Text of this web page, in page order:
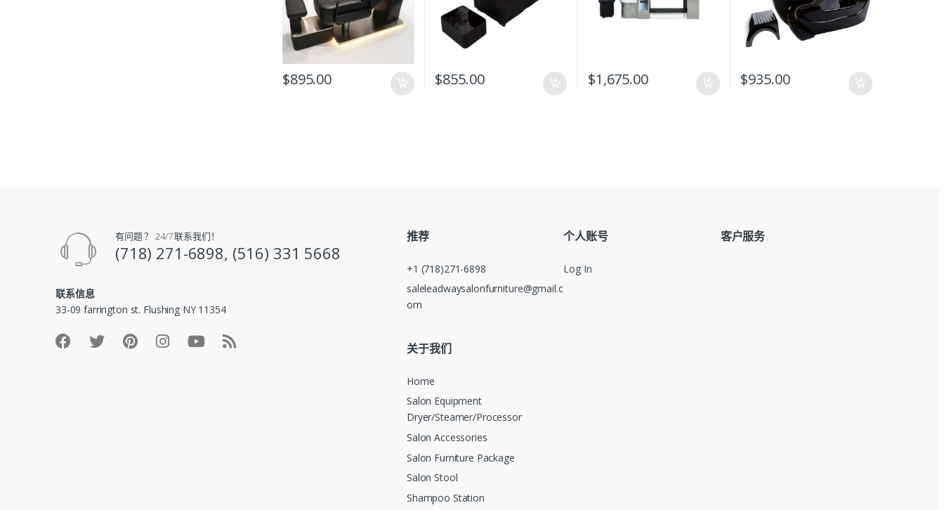
$895.00 $855.00 $1,675.00 $935.00
有问题 ？ 24/7 联系我们！
(718) 271-6898, (516) 331 5668
联系信息
33-09 farrington st. Flushing NY 11354
推荐
+1 (718)271-6898
saleleadwaysalonfurniture@gmail.c
om
个人账号
Log In
客户服务
关于我们
Home
Salon Equipment
Dryer/Steamer/Processor
Salon Accessories
Salon Furniture Package
Salon Stool
Shampoo Station